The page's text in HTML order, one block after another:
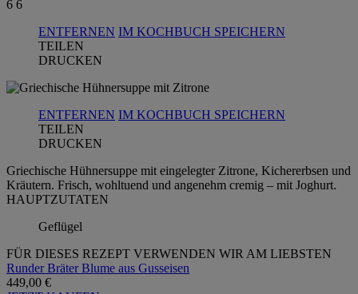
6 6
ENTFERNEN IM KOCHBUCH SPEICHERN
TEILEN
DRUCKEN
ENTFERNEN IM KOCHBUCH SPEICHERN
TEILEN
DRUCKEN
Griechische Hühnersuppe mit eingelegter Zitrone, Kichererbsen und
Kräutern. Frisch, wohltuend und angenehm cremig – mit Joghurt.
HAUPTZUTATEN
Geflügel
FÜR DIESES REZEPT VERWENDEN WIR AM LIEBSTEN
Runder Bräter Blume aus Gusseisen
449,00 €